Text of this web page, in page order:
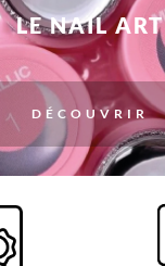
LE NAIL ART
DÉCOUVRIR